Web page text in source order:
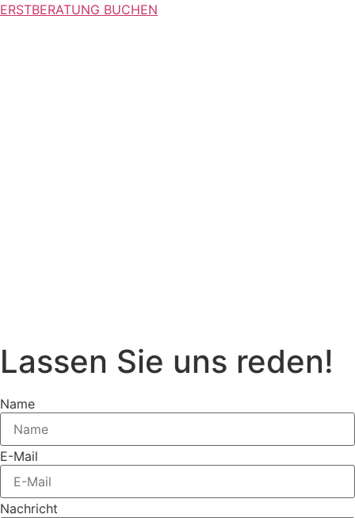
ERSTBERATUNG BUCHEN
Lassen Sie uns reden!
Name
E-Mail
Nachricht